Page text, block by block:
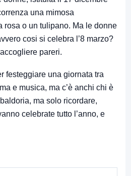
una mimosa
rosa o un tulipano. Ma le donne
cosi si celebra l’8 marzo?
pareri.
festeggiare una giornata tra
e musica, ma c’è anchi chi è
ma solo ricordare,
celebrate tutto l’anno, e